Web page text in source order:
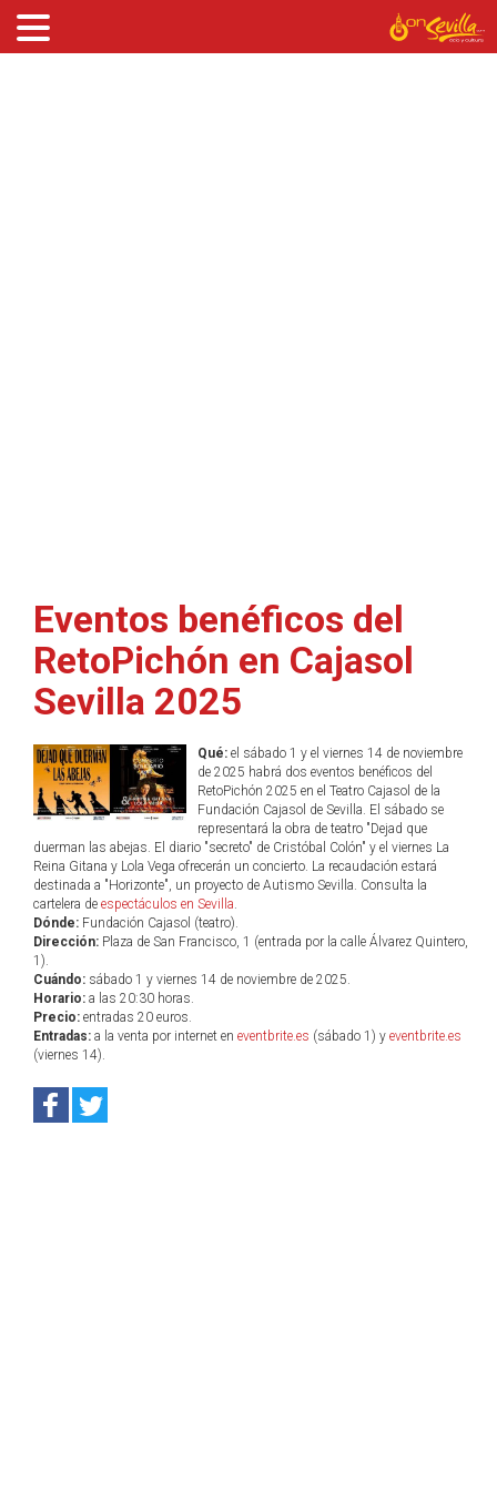
Eventos benéficos del
RetoPichón en Cajasol
Sevilla 2025
Qué:el sábado 1 y el viernes 14 de noviembre
de 2025 habrá dos eventos benéficos del
RetoPichón 2025 en el Teatro Cajasol de la
Fundación Cajasol de Sevilla. El sábado se
representará la obra de teatro "Dejad que
duerman las abejas. El diario "secreto" de Cristóbal Colón" y el viernes La
Reina Gitana y Lola Vega ofrecerán un concierto. La recaudación estará
destinada a "Horizonte", un proyecto de Autismo Sevilla. Consulta la
cartelera de espectáculos en Sevilla.
Dónde: Fundación Cajasol (teatro).
Dirección: Plaza de San Francisco, 1 (entrada por la calle Álvarez Quintero,
1).
Cuándo: sábado 1 y viernes 14 de noviembre de 2025.
Horario: a las 20:30 horas.
Precio: entradas 20 euros.
Entradas: a la venta por internet en eventbrite.es (sábado 1) y eventbrite.es
(viernes 14).